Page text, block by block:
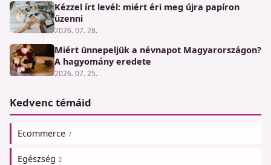
Kézzel írt levél: miért éri meg újra papíron
üzenni
2026. 07. 28.
Miért ünnepeljük a névnapot Magyarországon?
A hagyomány eredete
2026. 07. 25.
Kedvenc témáid
Ecommerce 7
Egészség 2